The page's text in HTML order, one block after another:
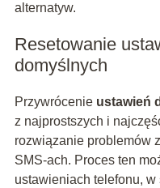
alternatyw.
Resetowanie
domyślnych
Przywrócenie ustawień
z najprostszych i
rozwiązanie problemów z
SMS-ach. Proces ten
ustawieniach telefonu,